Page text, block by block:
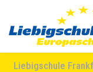
Liebigschule